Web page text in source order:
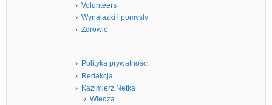
Volunteers
Wynalazki i pomysły
Zdrowie
Polityka prywatności
Redakcja
Kazimierz Netka
Wiedza